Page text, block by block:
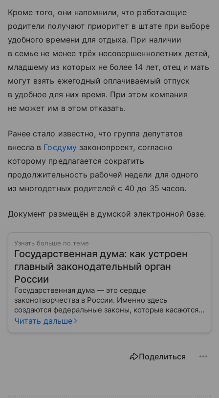
Кроме того, они напомнили, что работающие
родители получают приоритет в штате при выборе
удобного времени для отдыха. При наличии
в семье не менее трёх несовершеннолетних детей,
младшему из которых не более 14 лет, отец и мать
могут взять ежегодный оплачиваемый отпуск
в удобное для них время. При этом компания
не может им в этом отказать.
Ранее стало известно, что группа депутатов
внесла в Госдуму законопроект, согласно
которому предлагается сократить
продолжительность рабочей недели для одного
из многодетных родителей с 40 до 35 часов.
Документ размещён в думской электронной базе.
Узнать больше по теме
Государственная дума: как устроен
главный законодательный орган
России
Государственная дума — это сердце
законотворчества в России. Именно здесь
создаются федеральные законы, которые касаются
жизни каждого гражданина: от образования и
Читать дальше
Поделиться